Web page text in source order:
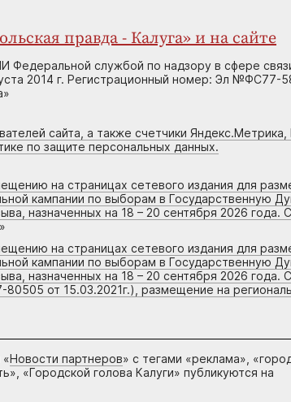
правда - Калуга» и на сайте
Федеральной службой по надзору в сфере
2014 г. Регистрационный номер: Эл №ФС77-
сайта, а также счетчики
по защите персональных данных.
на страницах сетевого издания для
кампании по выборам в Государственную
назначенных на 18 – 20 сентября 2026 года.
»
на страницах сетевого издания для
кампании по выборам в Государственную
назначенных на 18 – 20 сентября 2026 года.
от 15.03.2021г.), размещение на
«Новости партнеров» с тегами «реклама»,
«Городской голова Калуги» публикуются на